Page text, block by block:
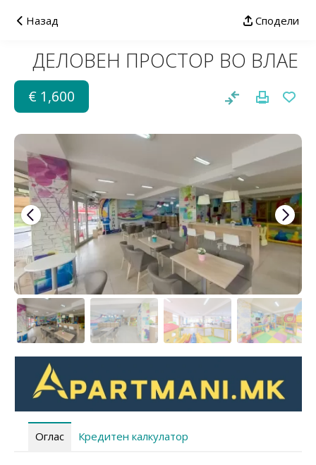
Назад Сподели
ДЕЛОВЕН ПРОСТОР ВО ВЛАЕ
€ 1,600
Оглас Кредитен калкулатор